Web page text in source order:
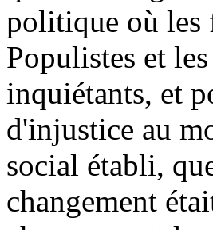
politique où les
Populistes et
inquiétants, et
d'injustice au
social établi,
changement